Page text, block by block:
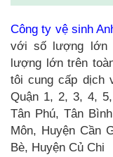
Công ty vệ sinh
với số lượng
lượng lớn trên
tôi cung cấp dịch
Quận 1, 2, 3, 4,
Tân Phú, Tân
Môn, Huyện Cần
Bè, Huyện Củ Chi